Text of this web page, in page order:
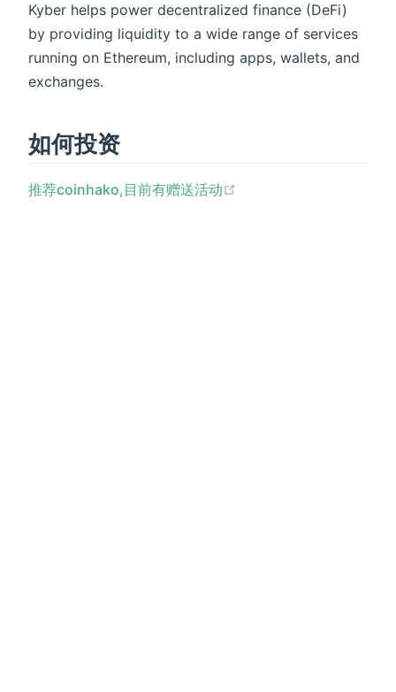
Kyber helps power decentralized finance (DeFi)
by providing liquidity to a wide range of services
running on Ethereum, including apps, wallets, and
exchanges.
如何投资
推荐coinhako,目前有赠送活动